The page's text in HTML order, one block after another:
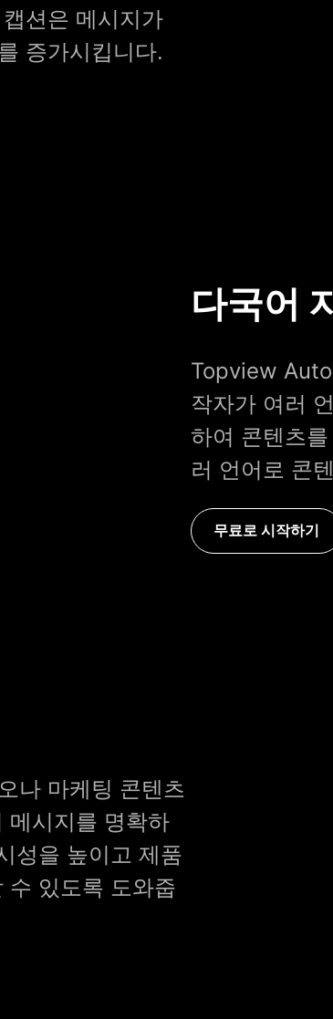
션은 메시지가
증가시킵니다.
다국어
Topview
작자가 여러
하여 콘텐츠
러 언어로 콘
무료로 시작하기
나 마케팅 콘텐츠
메시지를 명확하
성을 높이고 제품
수 있도록 도와줍